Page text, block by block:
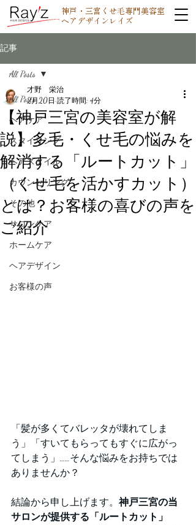
神戸・三宮くせ毛専門美容室
ヘアデザインレイズ
記事
All Posts
ヘアケア
スタイリング
ヘアスタイル
カウンセリング
その他
サロンケア
ホームケア
ヘアデザイン
お客様の声
All Posts
【神戸三宮の美容室が解
説】多毛・くせ毛の悩みを
解消する「ルートカット」
（くせ毛を活かすカット）
とは？お客様の喜びの声を
ご紹介
才野 栄治
2月20日 読了時間: 4分
「髪が多くてバレッタが壊れてしま
う」「すいてもらってもすぐに広がっ
てしまう」……そんな悩みをお持ちでは
ありませんか？
結論から申し上げます。神戸三宮の当
サロンが提供する「ルートカット」